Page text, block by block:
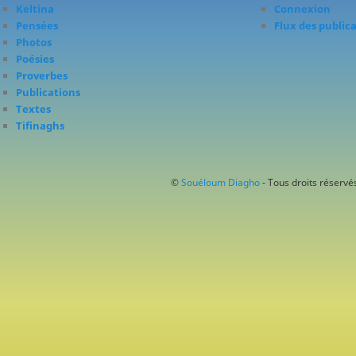
Keltina
Pensées
Photos
Poésies
Proverbes
Publications
Textes
Tifinaghs
Connexion
Flux des
© Souéloum Diagho- Tous droits